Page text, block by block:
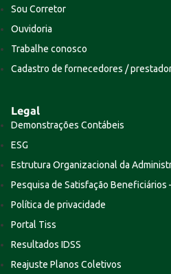
Sou Corretor
Ouvidoria
Trabalhe conosco
Cadastro de fornecedores /
Legal
Demonstrações Contábeis
ESG
Estrutura Organizacional da
Pesquisa de Satisfação Beneficiários
Política de privacidade
Portal Tiss
Resultados IDSS
Reajuste Planos Coletivos